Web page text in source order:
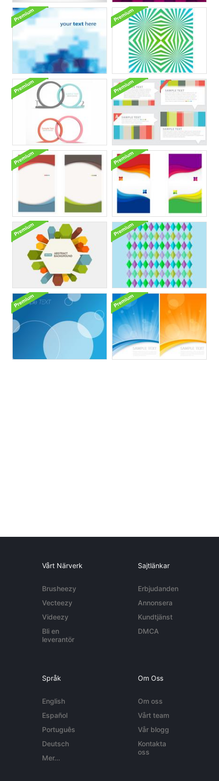
Vårt Närverk
Brusheezy
Vecteezy
Videezy
Bli en
leverantör
Sajtlänkar
Erbjudanden
Annonsera
Kundtjänst
DMCA
Språk
English
Español
Português
Deutsch
Mer...
Om Oss
Om oss
Vårt team
Vår blogg
Kontakta
oss